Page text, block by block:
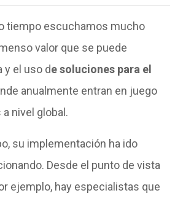
tiempo escuchamos mucho
valor que se puede
y el uso de soluciones para el
anualmente entran en juego
nivel global.
su implementación ha ido
Desde el punto de vista
ejemplo, hay especialistas que